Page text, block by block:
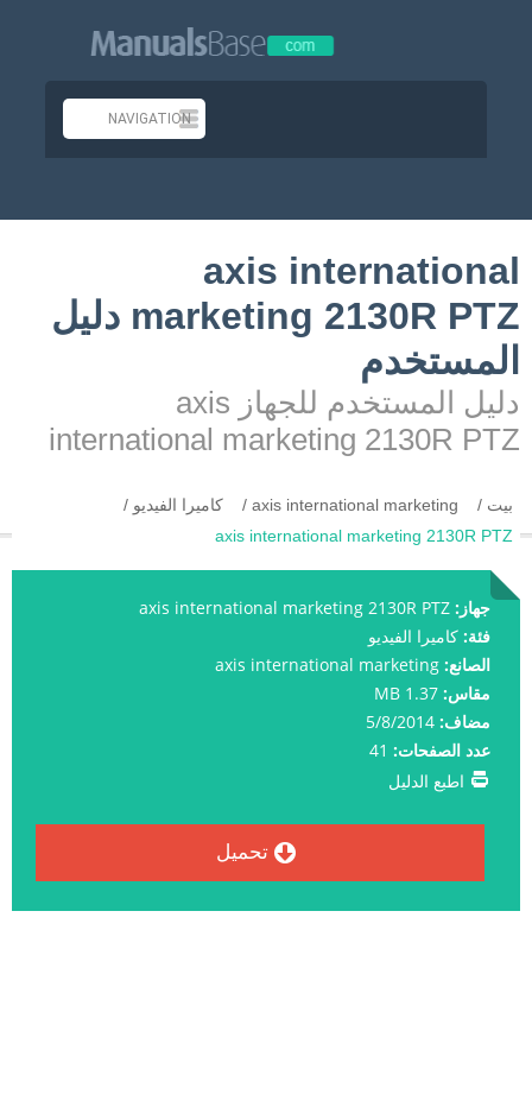
axis international
marketing 2130R PTZ دليل
المستخدم
دليل المستخدم للجهاز axis
international marketing 2130R PTZ
بيت axis international marketing
كاميرا الفيديو
axis international marketing 2130R PTZ
جهاز:
فئة: كاميرا الفيديو
الصانع: axis international marketing
مقاس:
مضاف:
عدد الصفحات:
اطبع الدليل
تحميل